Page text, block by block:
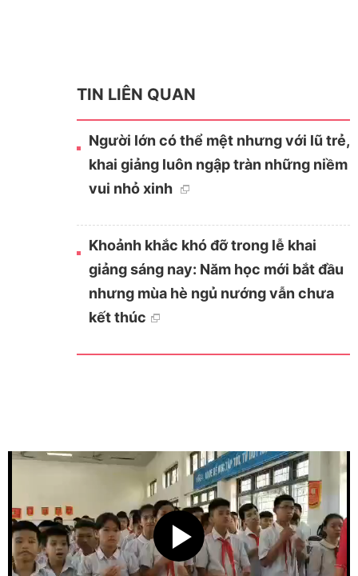
TIN LIÊN QUAN
Người lớn có thể mệt nhưng với lũ trẻ,
khai giảng luôn ngập tràn những niềm
vui nhỏ xinh
Khoảnh khắc khó đỡ trong lễ khai
giảng sáng nay: Năm học mới bắt đầu
nhưng mùa hè ngủ nướng vẫn chưa
kết thúc